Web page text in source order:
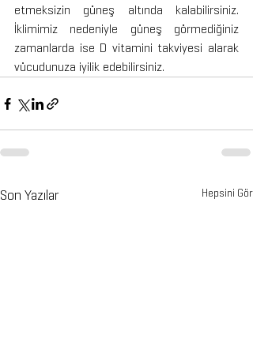
etmeksizin güneş altında kalabilirsiniz.
İklimimiz nedeniyle güneş görmediğiniz
zamanlarda ise D vitamini takviyesi alarak
vücudunuza iyilik edebilirsiniz.
Son Yazılar Hepsini Gör